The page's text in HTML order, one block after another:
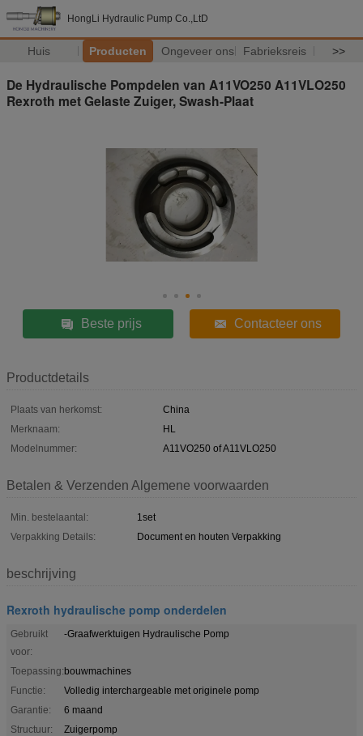
HongLi Hydraulic Pump Co.,LtD
Huis Producten Ongeveer ons Fabrieksreis >>
De Hydraulische Pompdelen van A11VO250 A11VLO250
Rexroth met Gelaste Zuiger, Swash-Plaat
Beste prijs Contacteer ons
Productdetails
Plaats van herkomst:
China
Merknaam:
HL
Modelnummer:
A11VO250 of A11VLO250
Betalen & Verzenden Algemene voorwaarden
Min. bestelaantal:
1set
Verpakking Details:
Document en houten Verpakking
beschrijving
Rexroth hydraulische pomp onderdelen
Gebruikt
voor:
-Graafwerktuigen Hydraulische Pomp
Toepassing:bouwmachines
Functie:
Volledig interchargeable met originele pomp
Garantie:
6 maand
Structuur:
Zuigerpomp